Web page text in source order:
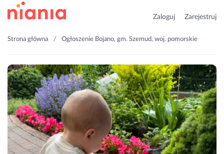
Zaloguj Zarejestruj
Strona główna Ogłoszenie Bojano, gm. Szemud, woj. pomorskie